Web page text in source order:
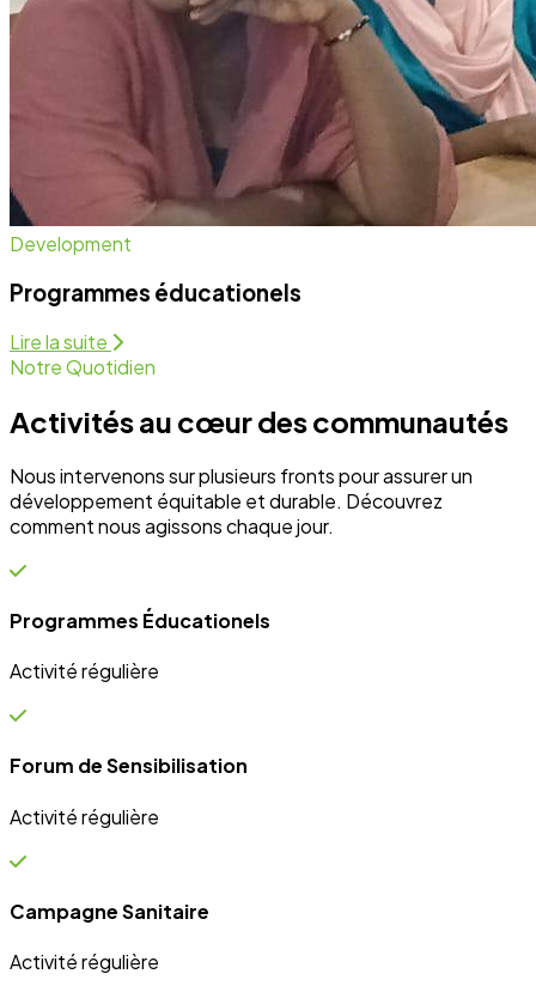
Development
Programmes éducationels
Lire la suite
Notre Quotidien
Activités au cœur des communautés
Nous intervenons sur plusieurs fronts pour assurer un
développement équitable et durable. Découvrez
comment nous agissons chaque jour.
Programmes Éducationels
Activité régulière
Forum de Sensibilisation
Activité régulière
Campagne Sanitaire
Activité régulière